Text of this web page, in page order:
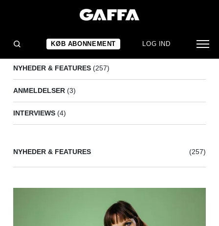
KØB ABONNEMENT LOG IND
NYHEDER & FEATURES (257)
ANMELDELSER (3)
INTERVIEWS (4)
NYHEDER & FEATURES (257)